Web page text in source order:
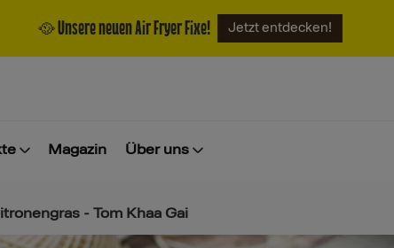
🥘 Unsere neuen Air Fryer Fixe! Jetzt entdecken!
Magazin Über uns
- Tom Khaa Gai